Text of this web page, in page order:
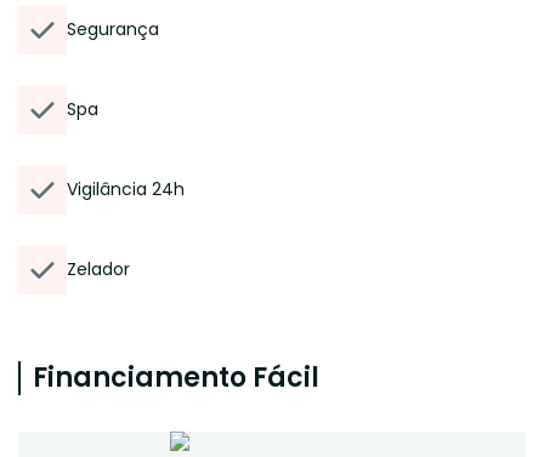
Segurança
Spa
Vigilância 24h
Zelador
Financiamento Fácil